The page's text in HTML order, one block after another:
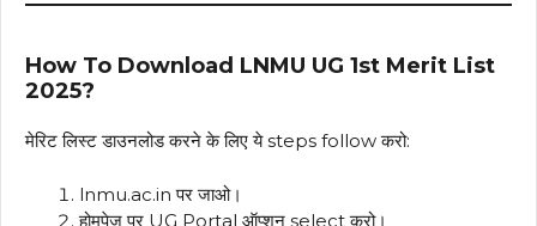
How To Download LNMU UG 1st Merit List
2025?
मेरिट लिस्ट डाउनलोड करने के लिए ये steps follow करो:
lnmu.ac.in पर जाओ।
होमपेज पर UG Portal ऑप्शन select करो।